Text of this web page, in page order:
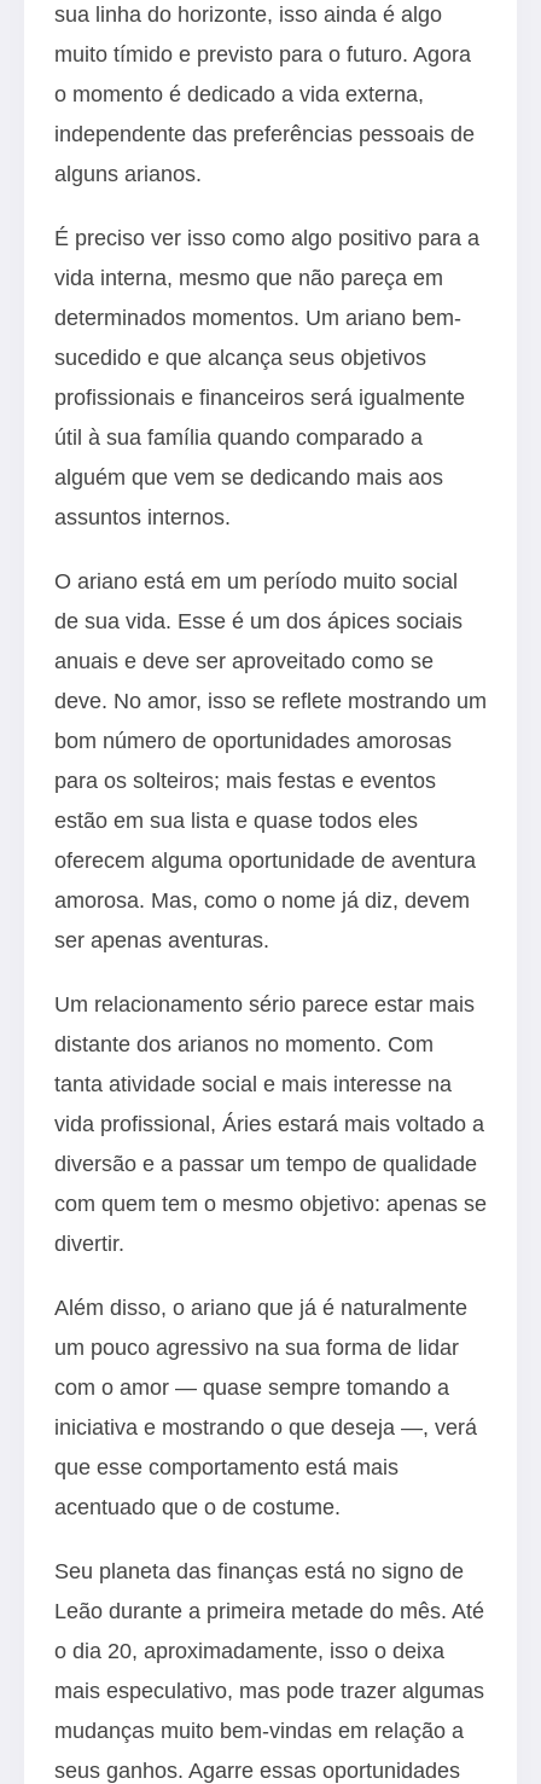
sua linha do horizonte, isso ainda é algo
muito tímido e previsto para o futuro. Agora
o momento é dedicado a vida externa,
independente das preferências pessoais de
alguns arianos.
É preciso ver isso como algo positivo para a
vida interna, mesmo que não pareça em
determinados momentos. Um ariano bem-
sucedido e que alcança seus objetivos
profissionais e financeiros será igualmente
útil à sua família quando comparado a
alguém que vem se dedicando mais aos
assuntos internos.
O ariano está em um período muito social
de sua vida. Esse é um dos ápices sociais
anuais e deve ser aproveitado como se
deve. No amor, isso se reflete mostrando um
bom número de oportunidades amorosas
para os solteiros; mais festas e eventos
estão em sua lista e quase todos eles
oferecem alguma oportunidade de aventura
amorosa. Mas, como o nome já diz, devem
ser apenas aventuras.
Um relacionamento sério parece estar mais
distante dos arianos no momento. Com
tanta atividade social e mais interesse na
vida profissional, Áries estará mais voltado a
diversão e a passar um tempo de qualidade
com quem tem o mesmo objetivo: apenas se
divertir.
Além disso, o ariano que já é naturalmente
um pouco agressivo na sua forma de lidar
com o amor — quase sempre tomando a
iniciativa e mostrando o que deseja —, verá
que esse comportamento está mais
acentuado que o de costume.
Seu planeta das finanças está no signo de
Leão durante a primeira metade do mês. Até
o dia 20, aproximadamente, isso o deixa
mais especulativo, mas pode trazer algumas
mudanças muito bem-vindas em relação a
seus ganhos. Agarre essas oportunidades